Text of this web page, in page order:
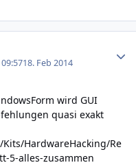
18. Feb 2014
wird GUI
quasi exakt
HardwareHacking/Re
5-alles-zusammen